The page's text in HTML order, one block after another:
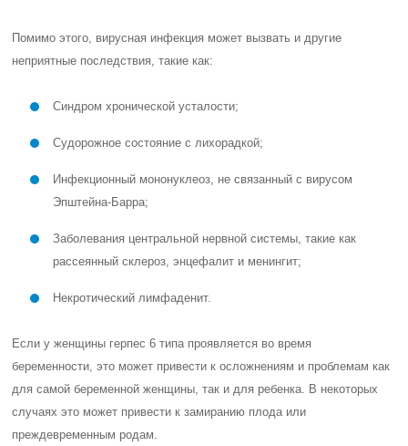
Помимо этого, вирусная инфекция может вызвать и другие
неприятные последствия, такие как:
Синдром хронической усталости;
Судорожное состояние с лихорадкой;
Инфекционный мононуклеоз, не связанный с вирусом
Эпштейна-Барра;
Заболевания центральной нервной системы, такие как
рассеянный склероз, энцефалит и менингит;
Некротический лимфаденит.
Если у женщины герпес 6 типа проявляется во время
беременности, это может привести к осложнениям и проблемам как
для самой беременной женщины, так и для ребенка. В некоторых
случаях это может привести к замиранию плода или
преждевременным родам.